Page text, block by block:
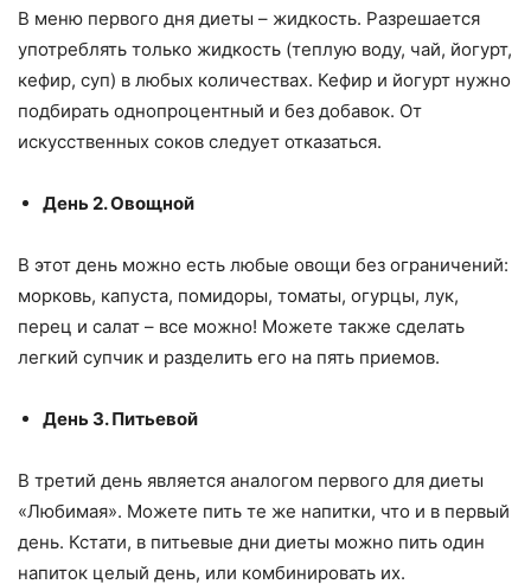
В меню первого дня диеты – жидкость. Разрешается
употреблять только жидкость (теплую воду, чай, йогурт,
кефир, суп) в любых количествах. Кефир и йогурт нужно
подбирать однопроцентный и без добавок. От
искусственных соков следует отказаться.
День 2. Овощной
В этот день можно есть любые овощи без ограничений:
морковь, капуста, помидоры, томаты, огурцы, лук,
перец и салат – все можно! Можете также сделать
легкий супчик и разделить его на пять приемов.
День 3. Питьевой
В третий день является аналогом первого для диеты
«Любимая». Можете пить те же напитки, что и в первый
день. Кстати, в питьевые дни диеты можно пить один
напиток целый день, или комбинировать их.